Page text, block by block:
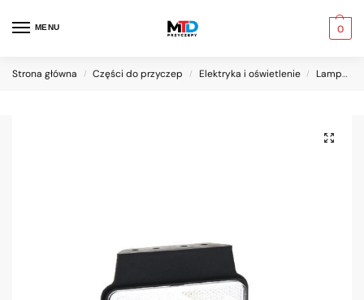
MENU 0
Strona główna / Części do przyczep / Elektryka i oświetlenie / Lampy obrysowe